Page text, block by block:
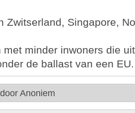
Zwitserland, Singapore,
met minder inwoners die
de ballast van een EU.
Anoniem